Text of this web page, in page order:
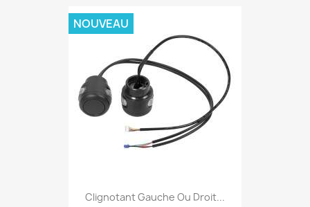
Clignotant Gauche Ou Droit...
NOUVEAU